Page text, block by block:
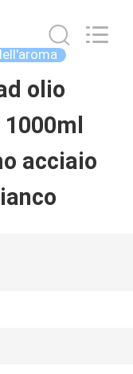
olio
acciaio